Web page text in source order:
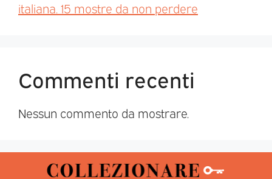
italiana. 15 mostre da non perdere
Commenti recenti
Nessun commento da mostrare.